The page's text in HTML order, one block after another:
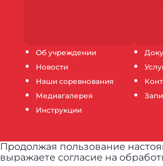
Об учреждении
Новости
Наши соревнования
Медиагалерея
Инструкции
Продолжая пользование
выражаете согласие на